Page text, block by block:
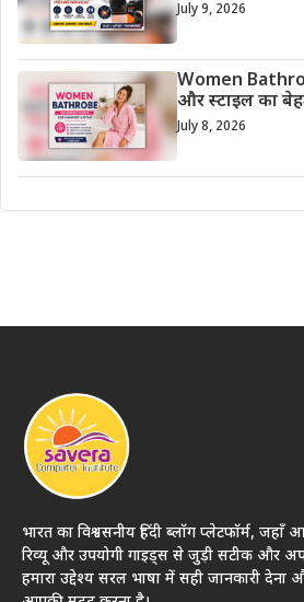
July 9, 2026
Women
और स्टाइल का
July 8, 2026
भारत का विश्वसनीय हिंदी ब्लॉग प्लेटफॉर्म, जहाँ
रिव्यू और उपयोगी गाइड्स से जुड़ी सटीक और
हमारा उद्देश्य सरल भाषा में सही जानकारी देना